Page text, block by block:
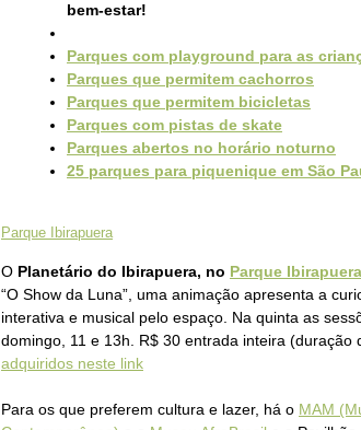
bem-estar!
Parques com playground para as
Parques que permitem cachorros
Parques que permitem bicicletas
Parques com pistas de skate
Parques abertos no horário noturno
25 parques para piquenique em São
Parque Ibirapuera
O Planetário do Ibirapuera, no Parque Ibirapuera
“O Show da Luna”, uma animação apresenta a
interativa e musical pelo espaço. Na quinta as
domingo, 11 e 13h. R$ 30 entrada inteira (duração
adquiridos neste link
Para os que preferem cultura e lazer, há o MAM